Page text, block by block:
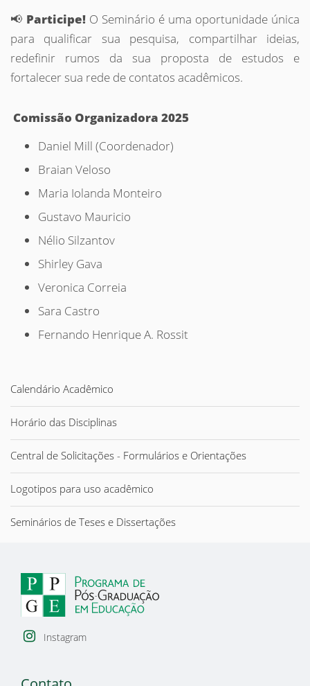
Calendário Acadêmico
Horário das Disciplinas
Central de Solicitações - Formulários e Orientações
Logotipos para uso acadêmico
Seminários de Teses e Dissertações
📢 Participe! O Seminário é uma oportunidade única
para qualificar sua pesquisa, compartilhar ideias,
redefinir rumos da sua proposta de estudos e
fortalecer sua rede de contatos acadêmicos.
Comissão Organizadora 2025
Daniel Mill (Coordenador)
Braian Veloso
Maria Iolanda Monteiro
Gustavo Mauricio
Nélio Silzantov
Shirley Gava
Veronica Correia
Sara Castro
Fernando Henrique A. Rossit
Instagram